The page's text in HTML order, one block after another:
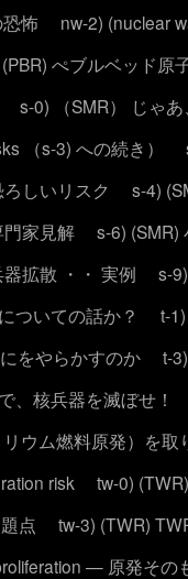
怖
nw-2) (nuclear
ぺブルベッド原
s-0) （SMR） じゃ
（s-3) への続き）
しいリスク
s-4)
門家見解
s-6) (SMR)
拡散 ・・ 実例
s-
ついての話か？
t-
をやらかすのか
t-
、核兵器を滅ぼせ！
ウム燃料原発）を取
risk
tw-0)
点
tw-3) (TWR)
— 原発その